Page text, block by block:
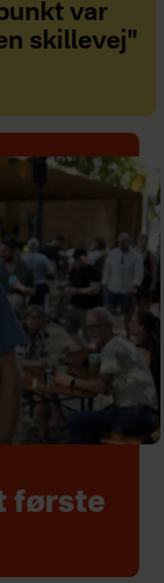
var
skillevej"
første